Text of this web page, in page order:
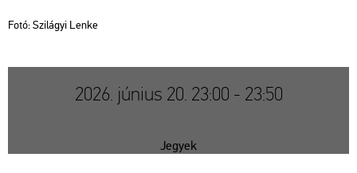
Fotó: Szi­lá­gyi Lenke
2026. június 20. 23:00 - 23:50
Jegyek